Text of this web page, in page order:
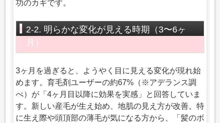
功のカギです。
2-2. 明らかな変化が見える時期（3〜6ヶ
月）
3ヶ月を過ぎると、ようやく目に見える変化が現れ始
めます。育毛剤ユーザーの約67%（※アデランス調
べ）が「4ヶ月目以降に効果を実感」と回答していま
す。新しい産毛が生え始め、地肌の見え方が改善。特
に生え際や頭頂部の薄毛が気になる方から、「髪のボ